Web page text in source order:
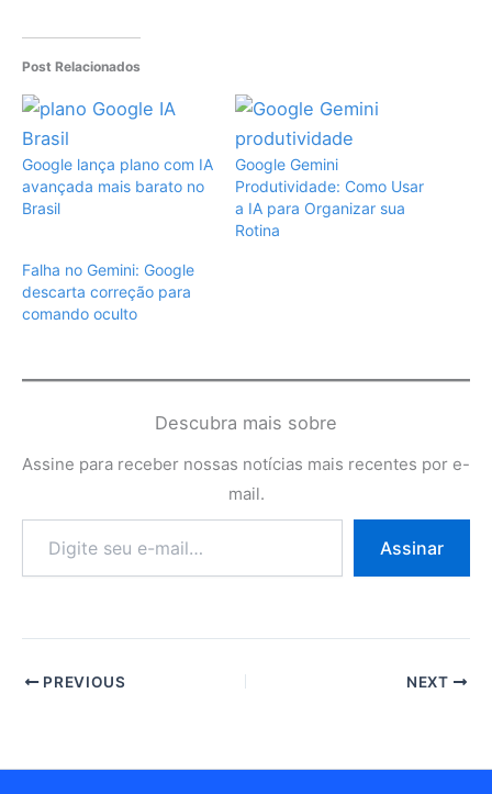
Post Relacionados
Google lança plano com IA
avançada mais barato no
Brasil
Google Gemini
Produtividade: Como Usar
a IA para Organizar sua
Rotina
Falha no Gemini: Google
descarta correção para
comando oculto
Descubra mais sobre
Assine para receber nossas notícias mais recentes por e-
mail.
e-
Assinar
PREVIOUS NEXT